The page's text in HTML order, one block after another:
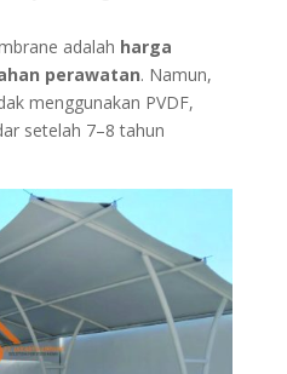
adalah harga
perawatan. Namun,
menggunakan PVDF,
setelah 7–8 tahun